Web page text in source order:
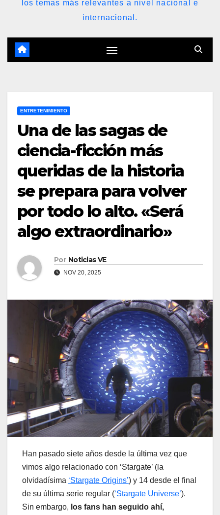
los temas más relevantes a nivel nacional e
internacional.
ENTRETENIMIENTO
Una de las sagas de
ciencia-ficción más
queridas de la historia
se prepara para volver
por todo lo alto. «Será
algo extraordinario»
Por Noticias VE
NOV 20, 2025
Han pasado siete años desde la última vez que
vimos algo relacionado con ‘Stargate’ (la
olvidadísima ‘Stargate Origins’) y 14 desde el final
de su última serie regular (‘Stargate Universe’).
Sin embargo, los fans han seguido ahí,